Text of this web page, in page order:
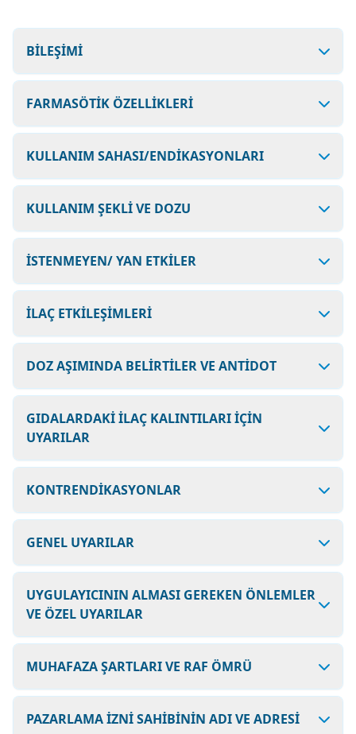
BİLEŞİMİ
FARMASÖTİK ÖZELLİKLERİ
KULLANIM SAHASI/ENDİKASYONLARI
KULLANIM ŞEKLİ VE DOZU
İSTENMEYEN/ YAN ETKİLER
İLAÇ ETKİLEŞİMLERİ
DOZ AŞIMINDA BELİRTİLER VE ANTİDOT
GIDALARDAKİ İLAÇ KALINTILARI İÇİN
UYARILAR
KONTRENDİKASYONLAR
GENEL UYARILAR
UYGULAYICININ ALMASI GEREKEN ÖNLEMLER
VE ÖZEL UYARILAR
MUHAFAZA ŞARTLARI VE RAF ÖMRÜ
PAZARLAMA İZNİ SAHİBİNİN ADI VE ADRESİ